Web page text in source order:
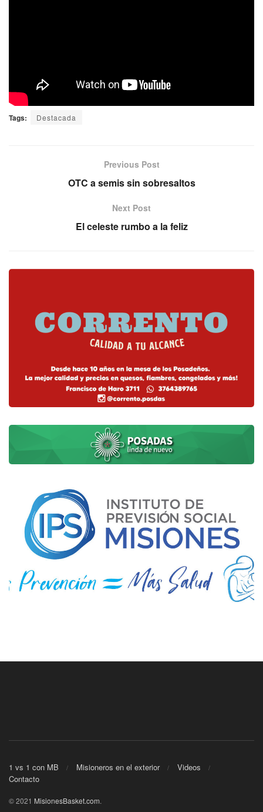
Tags: Destacada
Previous Post
OTC a semis sin sobresaltos
Next Post
El celeste rumbo a la feliz
1 vs 1 con MB Misioneros en el exterior
Videos
Contacto
© 2021 MisionesBasket.com.